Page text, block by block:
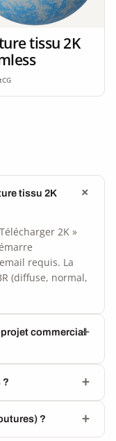
tissu 2K
tissu 2K
2K »
requis. La
(diffuse, normal,
commercial
?
?